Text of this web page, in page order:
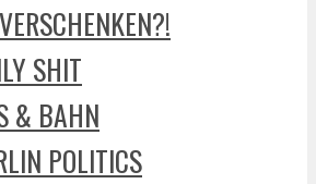
SHIT
& BAHN
POLITICS